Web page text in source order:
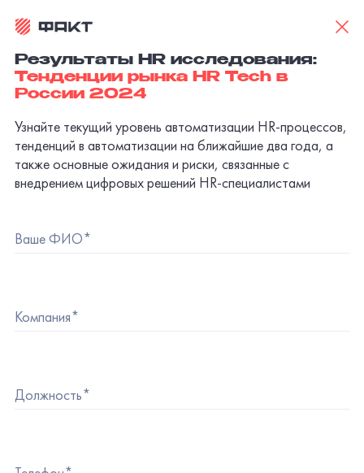
Результаты HR исследования:
Тенденции рынка HR Tech в
России 2024
Узнайте текущий уровень автоматизации HR-процессов,
тенденций в автоматизации на ближайшие два года, а
также основные ожидания и риски, связанные с
внедрением цифровых решений HR-специалистами